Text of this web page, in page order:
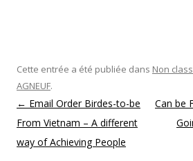
Cette entrée a été publiée dans Non
AGNEUF.
Navigation des articles
← Email Order Birdes-to-be
From Vietnam – A different
way of Achieving People
Can be